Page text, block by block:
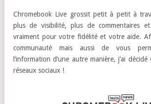
Chromebook Live grossit petit à petit à
plus de visibilité, plus de commentaires
vraiment pour votre fidélité et votre aide.
communauté mais aussi de vous
l’information d’une autre manière, j’ai
réseaux sociaux !